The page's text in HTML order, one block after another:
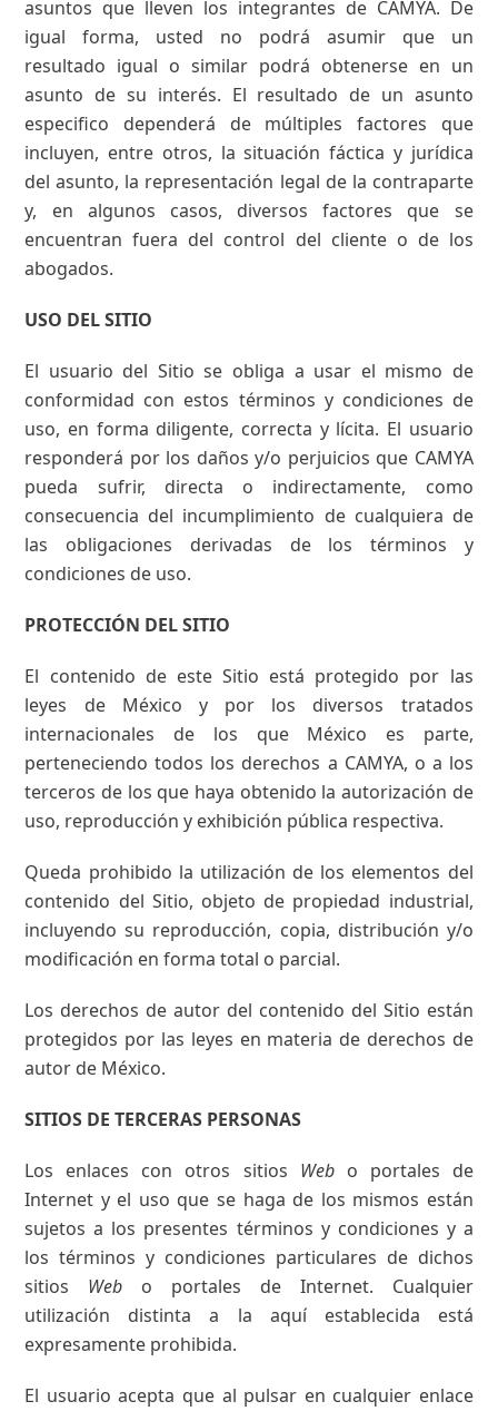
asuntos que lleven los integrantes de CAMYA. De
igual forma, usted no podrá asumir que un
resultado igual o similar podrá obtenerse en un
asunto de su interés. El resultado de un asunto
especifico dependerá de múltiples factores que
incluyen, entre otros, la situación fáctica y jurídica
del asunto, la representación legal de la contraparte
y, en algunos casos, diversos factores que se
encuentran fuera del control del cliente o de los
abogados.
USO DEL SITIO
El usuario del Sitio se obliga a usar el mismo de
conformidad con estos términos y condiciones de
uso, en forma diligente, correcta y lícita. El usuario
responderá por los daños y/o perjuicios que CAMYA
pueda sufrir, directa o indirectamente, como
consecuencia del incumplimiento de cualquiera de
las obligaciones derivadas de los términos y
condiciones de uso.
PROTECCIÓN DEL SITIO
El contenido de este Sitio está protegido por las
leyes de México y por los diversos tratados
internacionales de los que México es parte,
perteneciendo todos los derechos a CAMYA, o a los
terceros de los que haya obtenido la autorización de
uso, reproducción y exhibición pública respectiva.
Queda prohibido la utilización de los elementos del
contenido del Sitio, objeto de propiedad industrial,
incluyendo su reproducción, copia, distribución y/o
modificación en forma total o parcial.
Los derechos de autor del contenido del Sitio están
protegidos por las leyes en materia de derechos de
autor de México.
SITIOS DE TERCERAS PERSONAS
Los enlaces con otros sitios Webo portales de
Internet y el uso que se haga de los mismos están
sujetos a los presentes términos y condiciones y a
los términos y condiciones particulares de dichos
sitios Web o portales de Internet. Cualquier
utilización distinta a la aquí establecida está
expresamente prohibida.
El usuario acepta que al pulsar en cualquier enlace